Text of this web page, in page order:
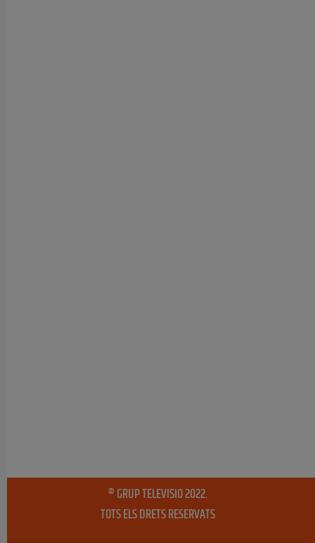
® GRUP TELEVISIO 2022.
TOTS ELS DRETS RESERVATS